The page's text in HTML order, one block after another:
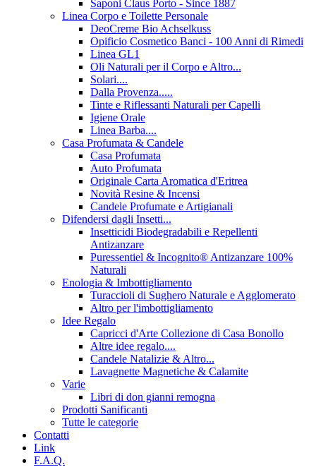
Saponi Claus Porto - Since 1887
Linea Corpo e Toilette Personale
DeoCreme Bio Achselkuss
Opificio Cosmetico Banci - 100 Anni di Rimedi
Linea GL1
Oli Naturali per il Corpo e Altro...
Solari....
Dalla Provenza.....
Tinte e Riflessanti Naturali per Capelli
Igiene Orale
Linea Barba....
Casa Profumata & Candele
Casa Profumata
Auto Profumata
Originale Carta Aromatica d'Eritrea
Novità Resine & Incensi
Candele Profumate e Artigianali
Difendersi dagli Insetti...
Insetticidi Biodegradabili e Repellenti
Antizanzare
Puressentiel & Incognito® Antizanzare 100%
Naturali
Enologia & Imbottigliamento
Turaccioli di Sughero Naturale e Agglomerato
Altro per l'imbottigliamento
Idee Regalo
Capricci d'Arte Collezione di Casa Bonollo
Altre idee regalo....
Candele Natalizie & Altro...
Lavagnette Magnetiche & Calamite
Varie
Libri di don gianni remogna
Prodotti Sanificanti
Tutte le categorie
Contatti
Link
F.A.Q.